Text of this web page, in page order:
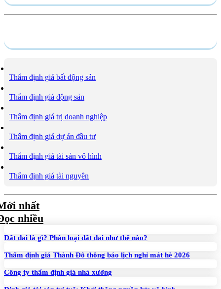
Thẩm định giá bất động sản
Thẩm định giá động sản
Thẩm định giá trị doanh nghiệp
Thẩm định giá dự án đầu tư
Thẩm định giá tài sản vô hình
Thẩm định giá tài nguyên
nhất
nhiều
Đất đai là gì? Phân loại đất đai như thế nào?
Thẩm định giá Thành Đô thông báo lịch nghỉ mát hè 2026
Công ty thẩm định giá nhà xưởng